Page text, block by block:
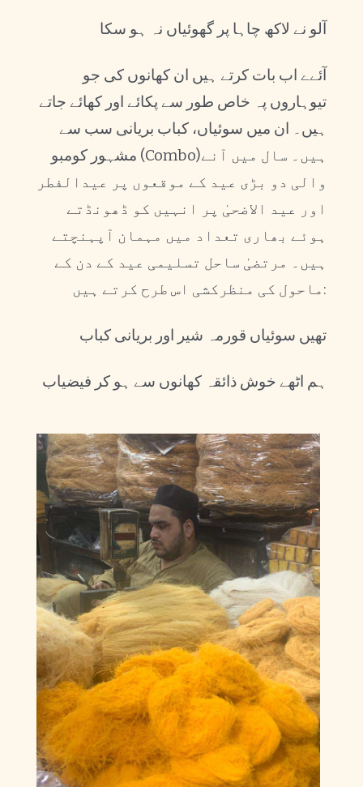
آلو نے لاکھ چاہا پر گھوئیاں نہ ہو سکا
آئےے اب بات کرتے ہیں ان کھانوں کی جو
تیوہاروں پہ خاص طور سے پکائے اور کھائے جاتے
ہیں۔ ان میں سوئیاں، کباب بریانی سب سے
مشہور کومبو (Combo)ہیں۔ سال میں آنے
والی دو بڑی عید کے موقعوں پر عیدالفطر
اور عید الاضحیٰ پر انہیں کو ڈھونڈتے
ہوئے بھاری تعداد میں مہمان آپہنچتے
ہیں۔ مرتضیٰ ساحل تسلیمی عید کے دن کے
ماحول کی منظرکشی اس طرح کرتے ہیں:
تھیں سوئیاں قورمہ شیر اور بریانی کباب
ہم اٹھے خوش ذائقہ کھانوں سے ہو کر فیضیاب